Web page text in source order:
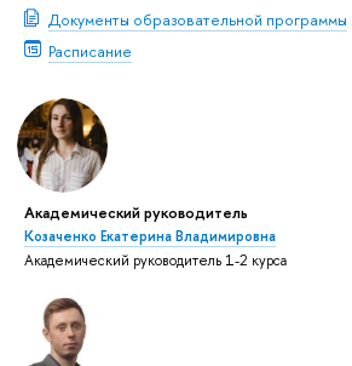
Документы образовательной программы
Расписание
Академический руководитель
Козаченко Екатерина Владимировна
Академический руководитель 1-2 курса